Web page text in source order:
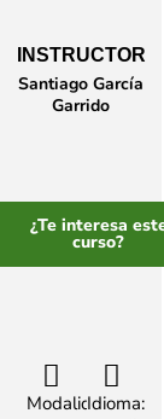
INSTRUCTOR
Santiago García
Garrido
¿Te interesa
curso?
Modalidad:Idioma: